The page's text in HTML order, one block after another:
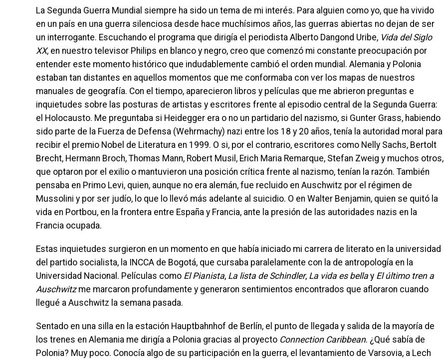
La Segunda Guerra Mundial siempre ha sido un tema de mi interés. Para alguien como yo, que ha vivido
en un país en una guerra silenciosa desde hace muchísimos años, las guerras abiertas no dejan de ser
un interrogante. Escuchando el programa que dirigía el periodista Alberto Dangond Uribe, Vida del Siglo
XX, en nuestro televisor Philips en blanco y negro, creo que comenzó mi constante preocupación por
entender este momento histórico que indudablemente cambió el orden mundial. Alemania y Polonia
estaban tan distantes en aquellos momentos que me conformaba con ver los mapas de nuestros
manuales de geografía. Con el tiempo, aparecieron libros y películas que me abrieron preguntas e
inquietudes sobre las posturas de artistas y escritores frente al episodio central de la Segunda Guerra:
el Holocausto. Me preguntaba si Heidegger era o no un partidario del nazismo, si Gunter Grass, habiendo
sido parte de la Fuerza de Defensa (Wehrmachy) nazi entre los 18 y 20 años, tenía la autoridad moral para
recibir el premio Nobel de Literatura en 1999. O si, por el contrario, escritores como Nelly Sachs, Bertolt
Brecht, Hermann Broch, Thomas Mann, Robert Musil, Erich Maria Remarque, Stefan Zweig y muchos otros,
que optaron por el exilio o mantuvieron una posición crítica frente al nazismo, tenían la razón. También
pensaba en Primo Levi, quien, aunque no era alemán, fue recluido en Auschwitz por el régimen de
Mussolini y por ser judío, lo que lo llevó más adelante al suicidio. O en Walter Benjamin, quien se quitó la
vida en Portbou, en la frontera entre España y Francia, ante la presión de las autoridades nazis en la
Francia ocupada.
Estas inquietudes surgieron en un momento en que había iniciado mi carrera de literato en la universidad
del partido socialista, la INCCA de Bogotá, que cursaba paralelamente con la de antropología en la
Universidad Nacional. Películas como El Pianista, La lista de Schindler, La vida es bella y El último tren a
Auschwitzme marcaron profundamente y generaron sentimientos encontrados que afloraron cuando
llegué a Auschwitz la semana pasada.
Sentado en una silla en la estación Hauptbahnhof de Berlín, el punto de llegada y salida de la mayoría de
los trenes en Alemania me dirigía a Polonia gracias al proyecto Connection Caribbean. ¿Qué sabía de
Polonia? Muy poco. Conocía algo de su participación en la guerra, el levantamiento de Varsovia, a Lech